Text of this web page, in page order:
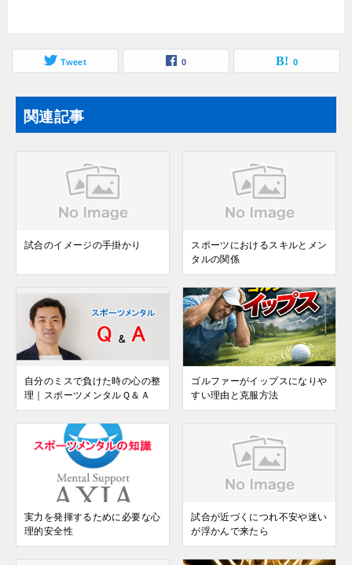
Tweet 0 0
関連記事
試合のイメージの手掛かり
スポーツにおけるスキルとメン
タルの関係
自分のミスで負けた時の心の整
理｜スポーツメンタルＱ＆Ａ
ゴルファーがイップスになりや
すい理由と克服方法
実力を発揮するために必要な心
理的安全性
試合が近づくにつれ不安や迷い
が浮かんで来たら